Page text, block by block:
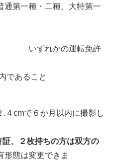
通第一種・二種、大特第一
運転免許
であること
４cmで６か月以内に撮影し
、２枚持ちの方は双方の
態は変更できま